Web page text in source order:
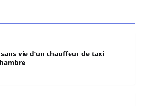
vie d’un chauffeur de taxi